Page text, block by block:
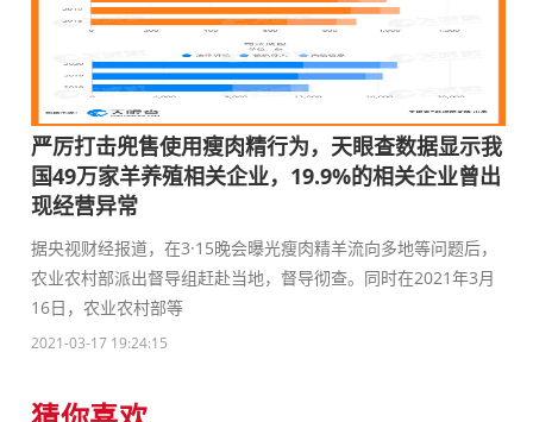
严厉打击兜售使用瘦肉精行为，天眼查数据显示我
国49万家羊养殖相关企业，19.9%的相关企业曾出
现经营异常
据央视财经报道，在3·15晚会曝光瘦肉精羊流向多地等问题后，
农业农村部派出督导组赶赴当地，督导彻查。同时在2021年3月
16日，农业农村部等
2021-03-17 19:24:15